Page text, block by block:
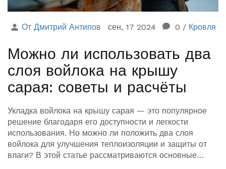
От Дмитрий Антипов сен, 17 2024 0 / Кровля
Можно ли использовать два
слоя войлока на крышу
сарая: советы и расчёты
Укладка войлока на крышу сарая — это популярное
решение благодаря его доступности и легкости
использования. Но можно ли положить два слоя
войлока для улучшения теплоизоляции и защиты от
влаги? В этой статье рассматриваются основные